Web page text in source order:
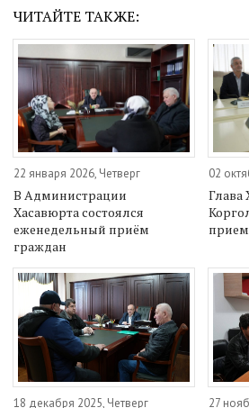
ЧИТАЙТЕ ТАКЖЕ:
22 января 2026, Четверг
В Администрации
Хасавюрта состоялся
еженедельный приём
граждан
02
Глава
18 декабря 2025, Четверг 27